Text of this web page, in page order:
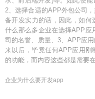
2、选择合适的APP外包公司
备开发实力的话，因此，如何
什么那么多企业在选择APP应
司的名誉、质量、3、APP应
来以后，毕竟任何APP应用刚
的功能，而内容这些都是需要
企业为什么要开发app